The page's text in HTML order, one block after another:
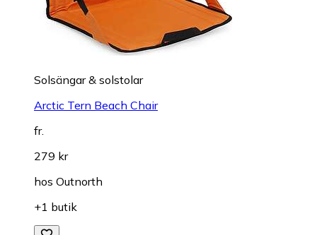
Solsängar & solstolar
Arctic Tern Beach Chair
fr.
279 kr
hos Outnorth
+1 butik